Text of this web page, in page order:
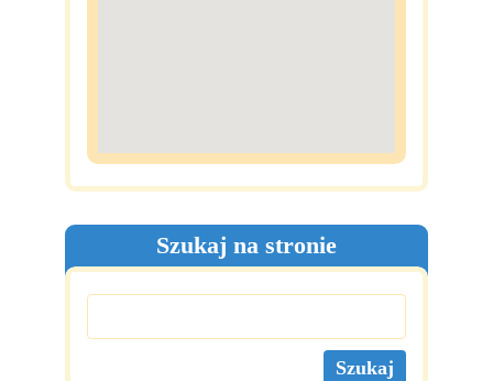
Szukaj na stronie